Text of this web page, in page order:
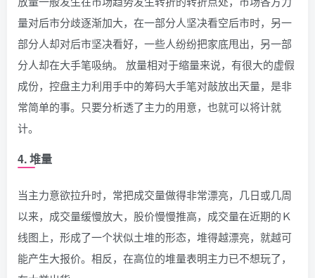
量对后市分歧逐渐加大，在一部分人坚决看空后市时，另一
部分人却对后市坚决看好，一些人纷纷把家底甩出，另一部
分人却在大手笔吸纳。 放量相对于缩量来说，有很大的虚假
成份，控盘主力利用手中的筹码大手笔对敲放出天量，是非
常简单的事。只要分析透了主力的用意，也就可以将计就
计。
4. 堆量
当主力意欲拉升时，常把成交量做得非常漂亮，几日或几周
以来，成交量缓慢放大，股价慢慢推高，成交量在近期的Ｋ
线图上，形成了一个状似土堆的形态，堆得越漂亮，就越可
能产生大报价。相反，在高位的堆量表明主力已不想玩了，